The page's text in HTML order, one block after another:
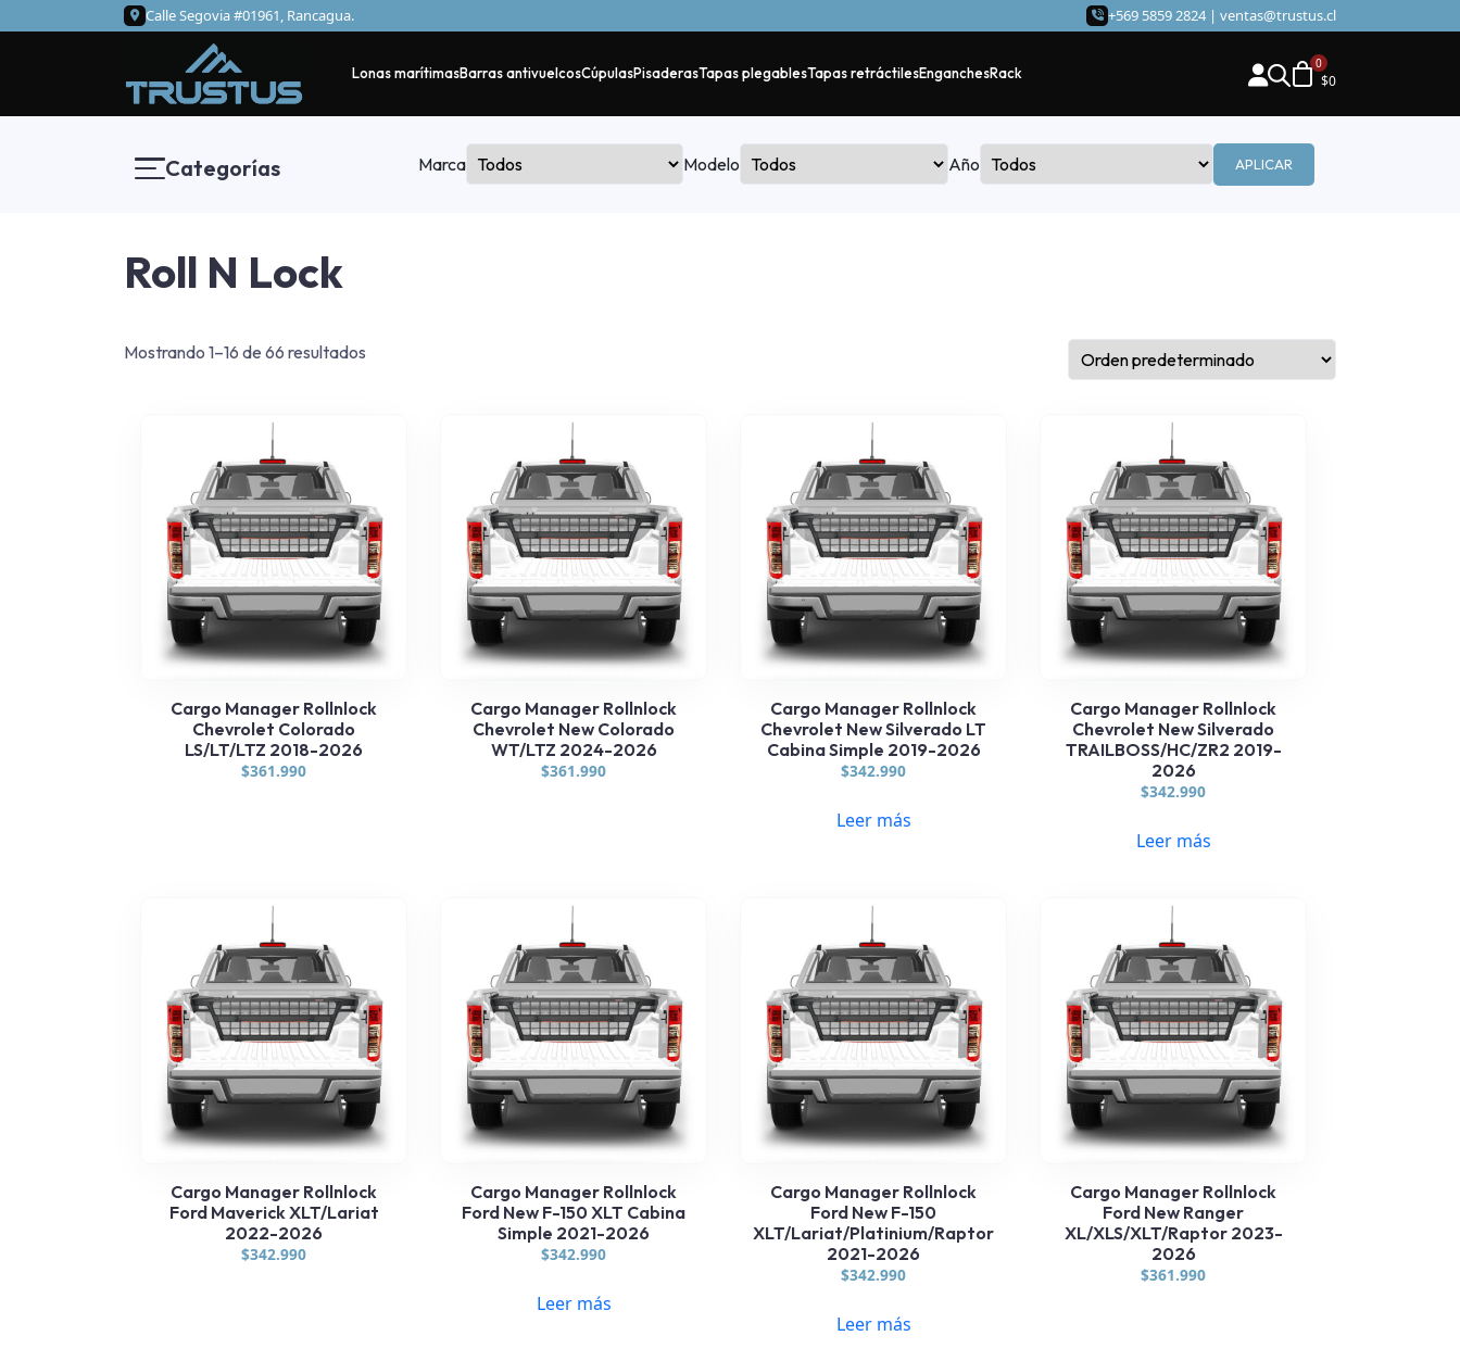
Calle Segovia #01961, Rancagua. +569 5859 2824 | ventas@trustus.cl
Lonas marítimasBarras antivuelcosCúpulasPisaderasTapas plegablesTapas retráctilesEnganchesRack $0
Categorías Marca Modelo Año APLICAR
Roll N Lock
Mostrando 1–16 de 66 resultados
Cargo Manager Rollnlock
Chevrolet Colorado
LS/LT/LTZ 2018-2026
$361.990
Cargo Manager Rollnlock
Chevrolet New Colorado
WT/LTZ 2024-2026
$361.990
Cargo Manager Rollnlock
Chevrolet New Silverado LT
Cabina Simple 2019-2026
$342.990
Leer más
Cargo Manager Rollnlock
Chevrolet New Silverado
TRAILBOSS/HC/ZR2 2019-
2026
$342.990
Leer más
Cargo Manager Rollnlock
Ford Maverick XLT/Lariat
2022-2026
$342.990
Cargo Manager Rollnlock
Ford New F-150 XLT Cabina
Simple 2021-2026
$342.990
Leer más
Cargo Manager Rollnlock
Ford New F-150
XLT/Lariat/Platinium/Raptor
2021-2026
$342.990
Leer más
Cargo Manager Rollnlock
Ford New Ranger
XL/XLS/XLT/Raptor 2023-
2026
$361.990